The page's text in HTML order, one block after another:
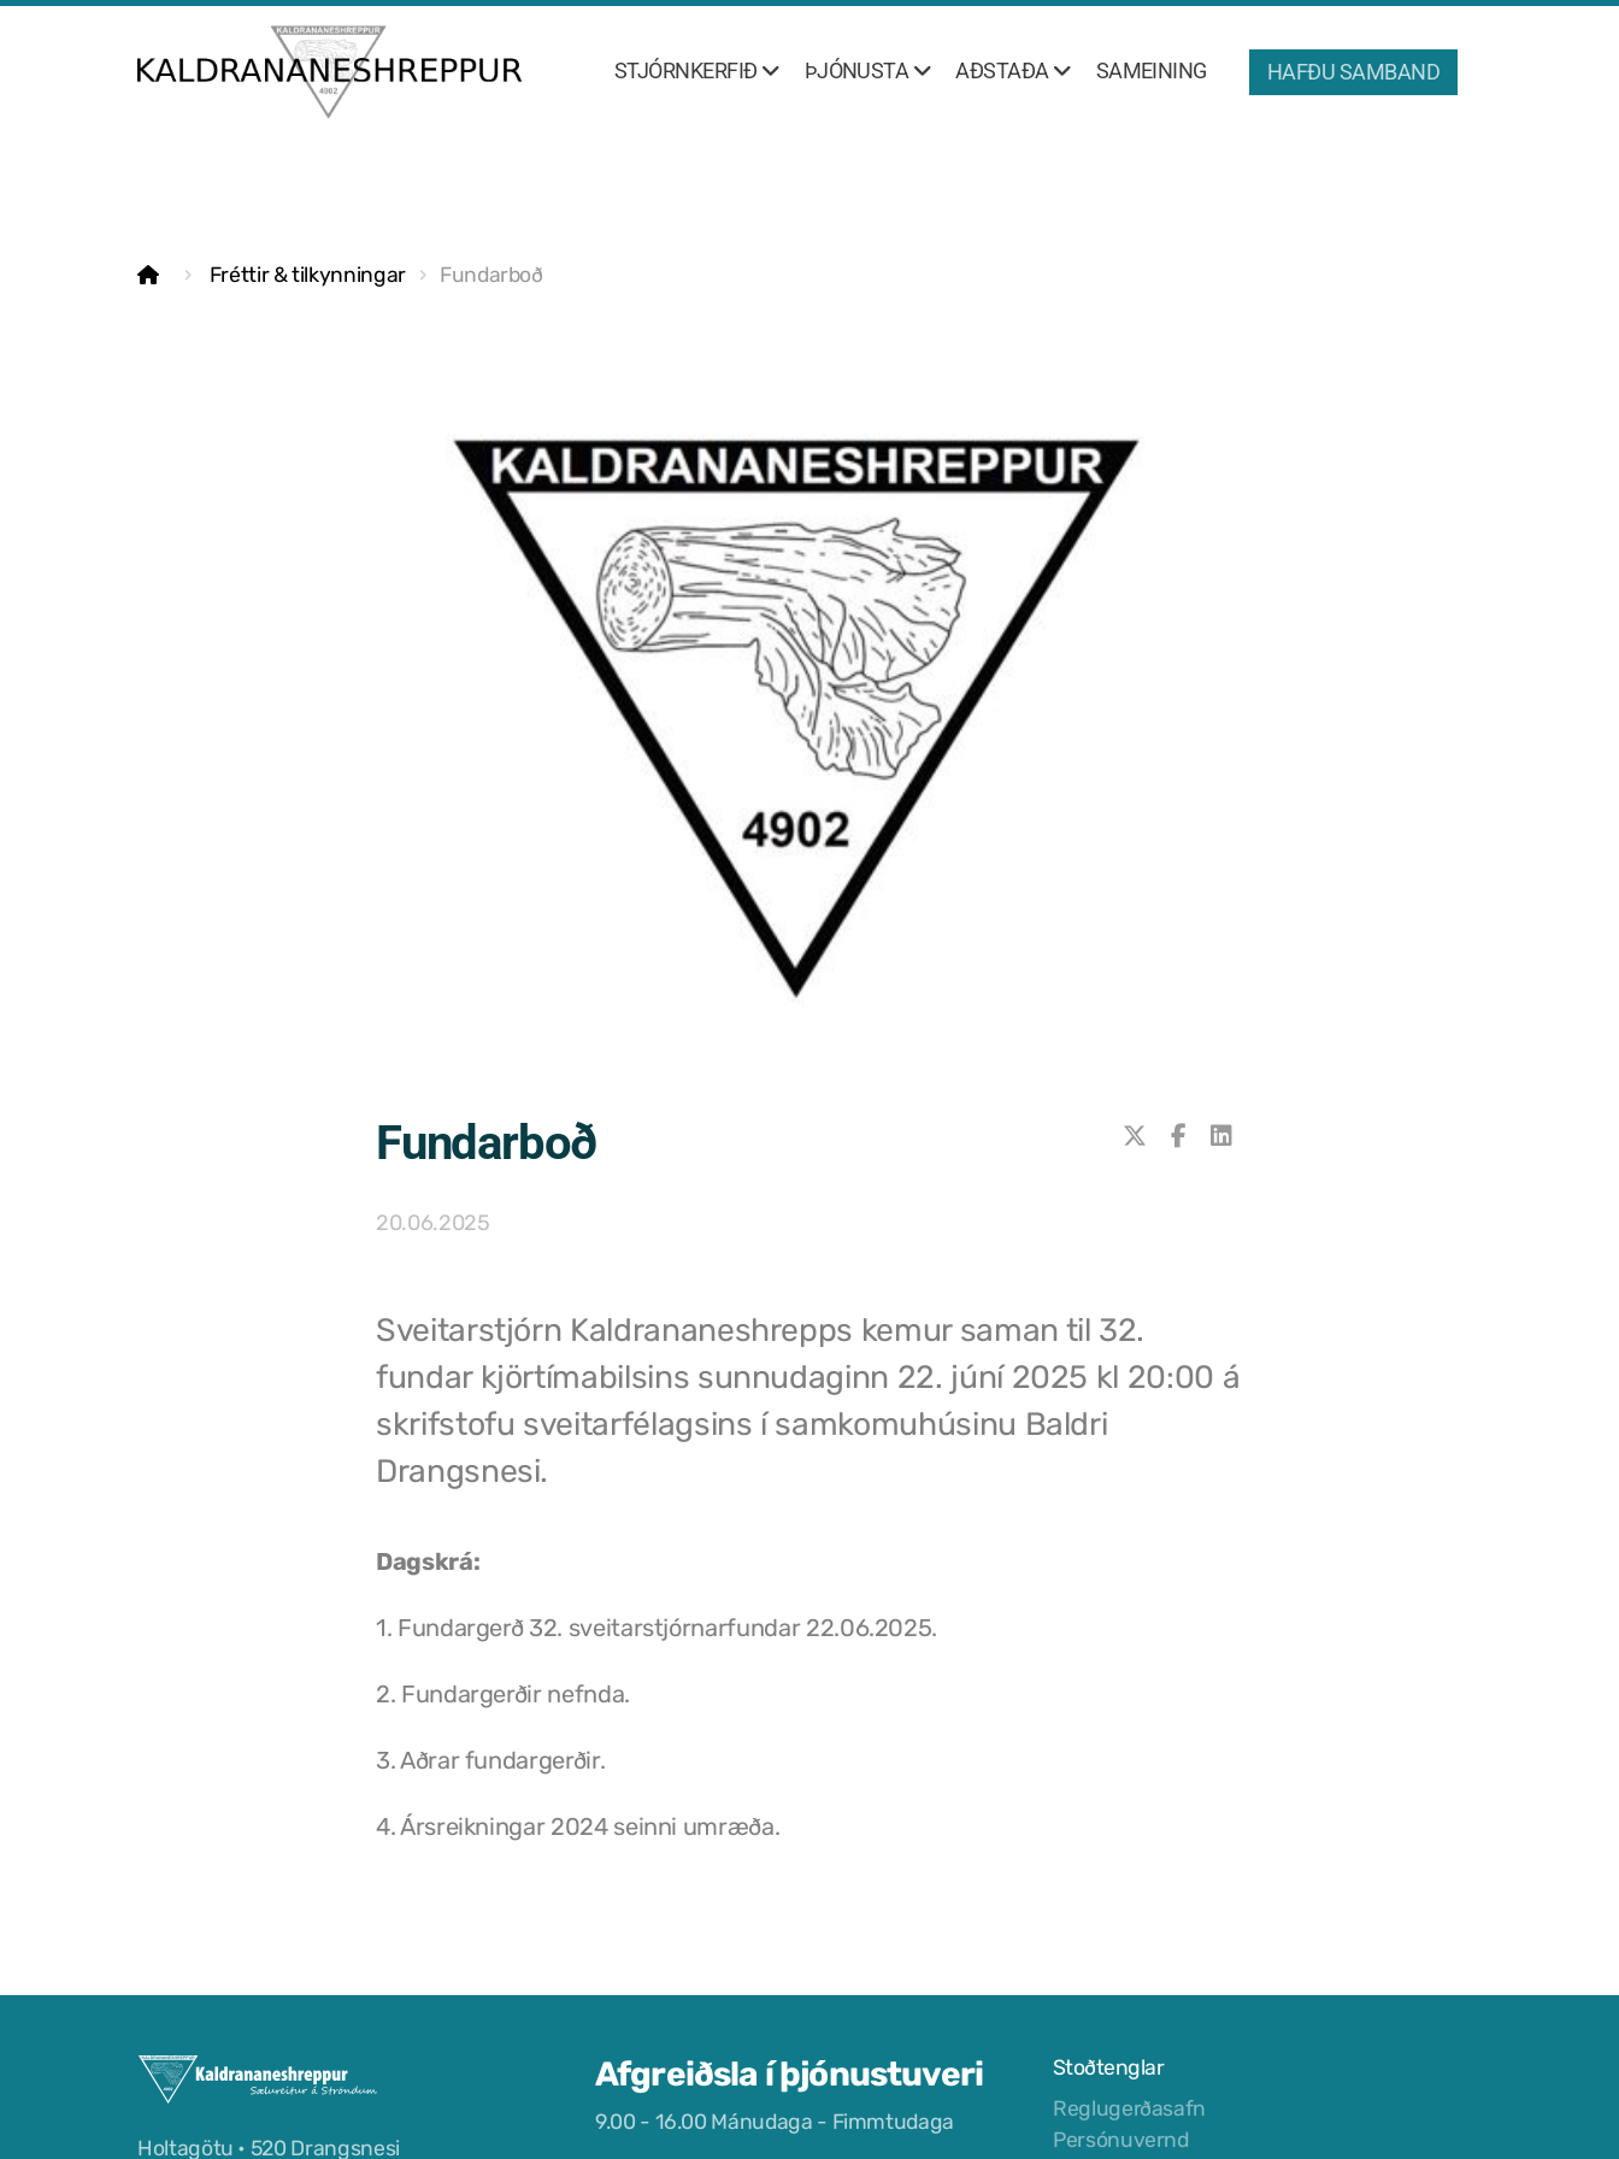
STJÓRNKERFIÐ ÞJÓNUSTA AÐSTAÐA SAMEINING HAFÐU SAMBAND
Fréttir & tilkynningar Fundarboð
Fundarboð
20.06.2025
Sveitarstjórn Kaldrananeshrepps kemur saman til 32.
fundar kjörtímabilsins sunnudaginn 22. júní 2025 kl 20:00 á
skrifstofu sveitarfélagsins í samkomuhúsinu Baldri
Drangsnesi.
Dagskrá:
1. Fundargerð 32. sveitarstjórnarfundar 22.06.2025.
2. Fundargerðir nefnda.
3. Aðrar fundargerðir.
4. Ársreikningar 2024 seinni umræða.
Holtagötu • 520 Drangsnesi
Afgreiðsla í þjónustuveri
9.00 - 16.00 Mánudaga - Fimmtudaga
Stoðtenglar
Reglugerðasafn
Persónuvernd